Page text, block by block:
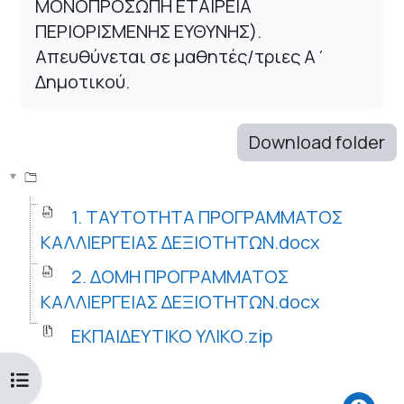
Open course index
ΜΟΝΟΠΡΟΣΩΠΗ ΕΤΑΙΡΕΙΑ
ΠΕΡΙΟΡΙΣΜΕΝΗΣ ΕΥΘΥΝΗΣ).
Απευθύνεται σε μαθητές/τριες Α΄
Δημοτικού.
Download folder
1. ΤΑΥΤΟΤΗΤΑ ΠΡΟΓΡΑΜΜΑΤΟΣ
ΚΑΛΛΙΕΡΓΕΙΑΣ ΔΕΞΙΟΤΗΤΩΝ.docx
2. ΔΟΜΗ ΠΡΟΓΡΑΜΜΑΤΟΣ
ΚΑΛΛΙΕΡΓΕΙΑΣ ΔΕΞΙΟΤΗΤΩΝ.docx
ΕΚΠΑΙΔΕΥΤΙΚΟ ΥΛΙΚΟ.zip